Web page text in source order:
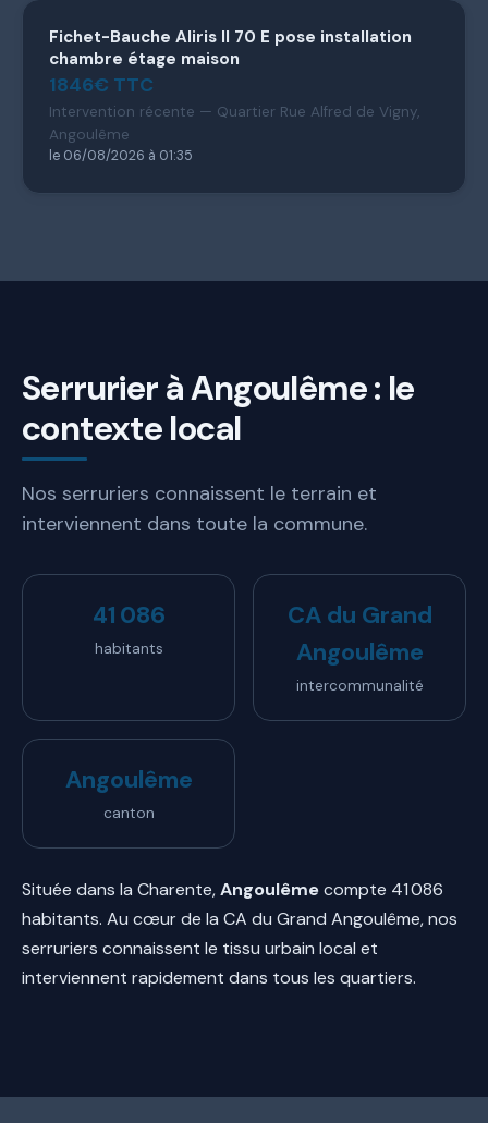
Fichet-Bauche Aliris II 70 E pose installation
chambre étage maison
1846€ TTC
Intervention récente — Quartier Rue Alfred de Vigny,
Angoulême
le 06/08/2026 à 01:35
Serrurier à Angoulême : le
contexte local
Nos serruriers connaissent le terrain et
interviennent dans toute la commune.
41 086
habitants
CA du Grand
Angoulême
intercommunalité
Angoulême
canton
Située dans la Charente,Angoulêmecompte 41 086
habitants. Au cœur de la CA du Grand Angoulême, nos
serruriers connaissent le tissu urbain local et
interviennent rapidement dans tous les quartiers.